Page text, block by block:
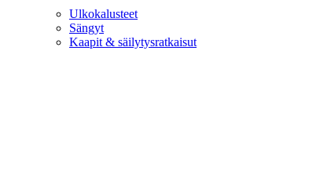
Ulkokalusteet
Sängyt
Kaapit & säilytysratkaisut